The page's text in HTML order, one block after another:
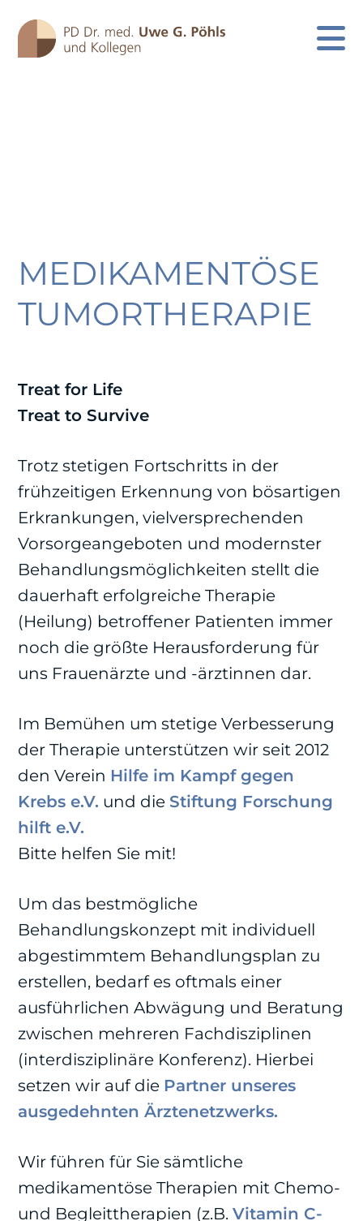
Skip
content
MEDIKAMENTÖSE
TUMORTHERAPIE
Treat for Life
Treat to Survive
Trotz stetigen Fortschritts in der
frühzeitigen Erkennung von bösartigen
Erkrankungen, vielversprechenden
Vorsorgeangeboten und modernster
Behandlungsmöglichkeiten stellt die
dauerhaft erfolgreiche Therapie
(Heilung) betroffener Patienten immer
noch die größte Herausforderung für
uns Frauenärzte und -ärztinnen dar.
Im Bemühen um stetige Verbesserung
der Therapie unterstützen wir seit 2012
den Verein Hilfe im Kampf gegen
Krebs e.V. und die Stiftung Forschung
hilft e.V.
Bitte helfen Sie mit!
Um das bestmögliche
Behandlungskonzept mit individuell
abgestimmtem Behandlungsplan zu
erstellen, bedarf es oftmals einer
ausführlichen Abwägung und Beratung
zwischen mehreren Fachdisziplinen
(interdisziplinäre Konferenz). Hierbei
setzen wir auf die Partner unseres
ausgedehnten Ärztenetzwerks.
Wir führen für Sie sämtliche
medikamentöse Therapien mit Chemo-
und Begleittherapien (z.B.Vitamin C-